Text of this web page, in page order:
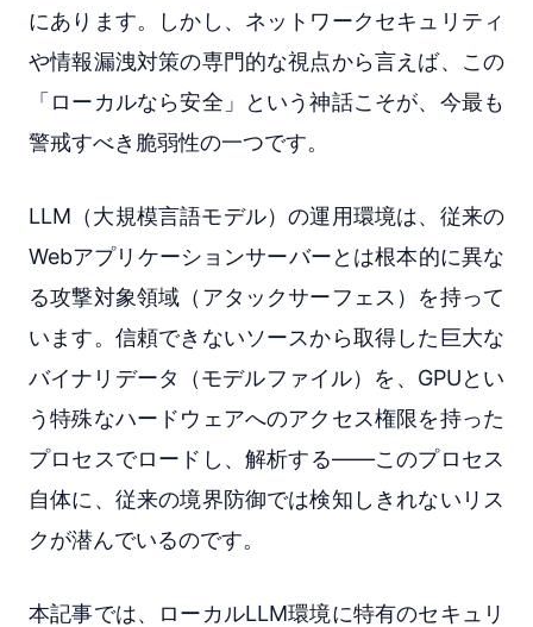
にあります。しかし、ネットワークセキュリティ
や情報漏洩対策の専門的な視点から言えば、この
「ローカルなら安全」という神話こそが、今最も
警戒すべき脆弱性の一つです。
LLM（大規模言語モデル）の運用環境は、従来の
Webアプリケーションサーバーとは根本的に異な
る攻撃対象領域（アタックサーフェス）を持って
います。信頼できないソースから取得した巨大な
バイナリデータ（モデルファイル）を、GPUとい
う特殊なハードウェアへのアクセス権限を持った
プロセスでロードし、解析する——このプロセス
自体に、従来の境界防御では検知しきれないリス
クが潜んでいるのです。
本記事では、ローカルLLM環境に特有のセキュリ